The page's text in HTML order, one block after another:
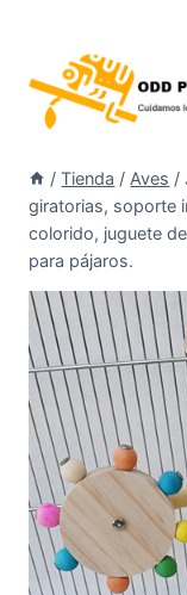
/ Tienda / Aves /
giratorias, soporte
colorido, juguete
para pájaros.